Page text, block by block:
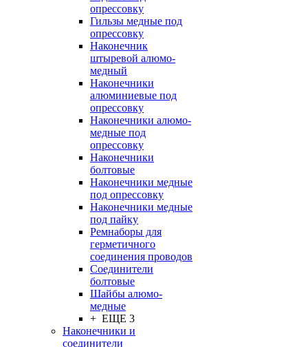
опрессовку
Гильзы медные под
опрессовку
Наконечник
штыревой алюмо-
медный
Наконечники
алюминиевые под
опрессовку
Наконечники алюмо-
медные под
опрессовку
Наконечники
болтовые
Наконечники медные
под опрессовку
Наконечники медные
под пайку
Ремнаборы для
герметичного
соединения проводов
Соединители
болтовые
Шайбы алюмо-
медные
+ ЕЩЕ 3
Наконечники и
соединители